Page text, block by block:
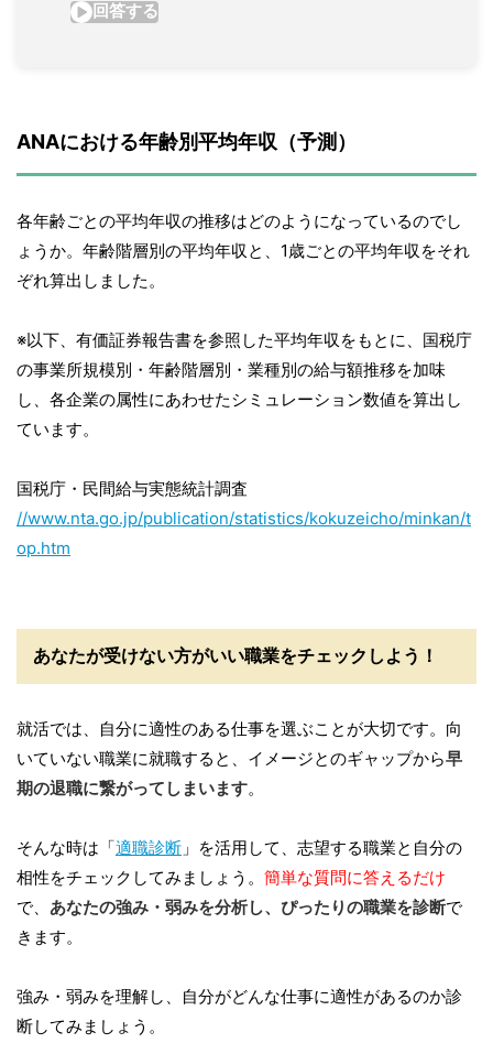
ANAにおける年齢別平均年収（予測）
各年齢ごとの平均年収の推移はどのようになっているのでし
ょうか。年齢階層別の平均年収と、1歳ごとの平均年収をそれ
ぞれ算出しました。
※以下、有価証券報告書を参照した平均年収をもとに、国税庁
の事業所規模別・年齢階層別・業種別の給与額推移を加味
し、各企業の属性にあわせたシミュレーション数値を算出し
ています。
国税庁・民間給与実態統計調査
//www.nta.go.jp/publication/statistics/kokuzeicho/minkan/t
op.htm
あなたが受けない方がいい職業をチェックしよう！
就活では、自分に適性のある仕事を選ぶことが大切です。向
いていない職業に就職すると、イメージとのギャップから早
期の退職に繋がってしまいます。
そんな時は「適職診断 」を活用して、志望する職業と自分の
相性をチェックしてみましょう。 簡単な質問に答えるだけ
で、 あなたの強み・弱みを分析し、ぴったりの職業を診断で
きます。
強み・弱みを理解し、自分がどんな仕事に適性があるのか診
断してみましょう。